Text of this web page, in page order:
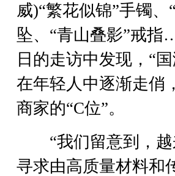
威)“繁花似锦”手镯、
坠、“青山叠影”戒
日的走访中发现，“
在年轻人中逐渐走俏
商家的“C位”。
“我们留意到，越
寻求由高质量材料和